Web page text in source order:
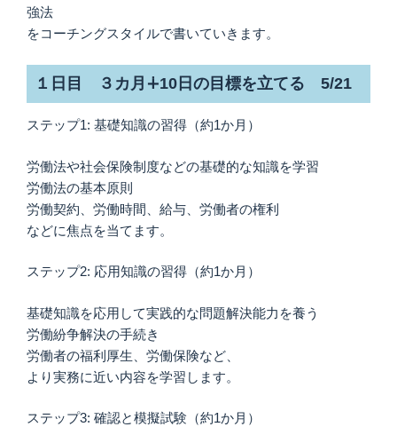
強法
をコーチングスタイルで書いていきます。
１日目 ３カ月∔10日の目標を立てる 5/21
ステップ1: 基礎知識の習得（約1か月）
労働法や社会保険制度などの基礎的な知識を学習
労働法の基本原則
労働契約、労働時間、給与、労働者の権利
などに焦点を当てます。
ステップ2: 応用知識の習得（約1か月）
基礎知識を応用して実践的な問題解決能力を養う
労働紛争解決の手続き
労働者の福利厚生、労働保険など、
より実務に近い内容を学習します。
ステップ3: 確認と模擬試験（約1か月）